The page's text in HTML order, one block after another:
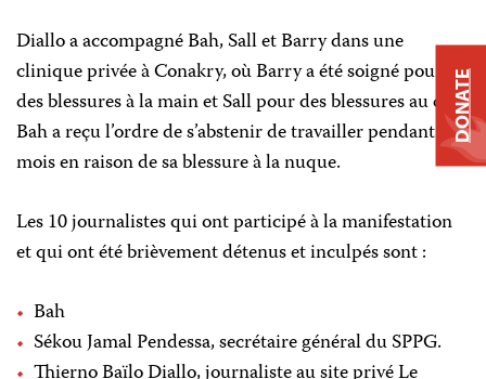
Diallo a accompagné Bah, Sall et Barry dans une
clinique privée à Conakry, où Barry a été soigné pour
des blessures à la main et Sall pour des blessures au cou.
Bah a reçu l’ordre de s’abstenir de travailler pendant un
mois en raison de sa blessure à la nuque.
Les 10 journalistes qui ont participé à la manifestation
et qui ont été brièvement détenus et inculpés sont :
Bah
Sékou Jamal Pendessa, secrétaire général du SPPG.
DONATE